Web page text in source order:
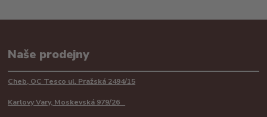
Naše prodejny
Cheb, OC Tesco ul. Pražská 2494/15
Karlovy Vary, Moskevská 979/26